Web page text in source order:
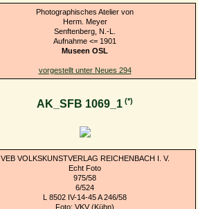
Photographisches Atelier von
Herm. Meyer
Senftenberg, N.-L.
Aufnahme <= 1901
Museen OSL
vorgestellt unter Neues 294
AK_SFB 1069_1 (*)
VEB VOLKSKUNSTVERLAG REICHENBACH I. V.
Echt Foto
975/58
6/524
L 8502 IV-14-45 A 246/58
Foto: VKV (Kühn)